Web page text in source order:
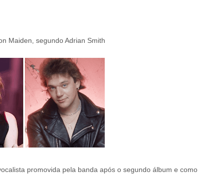
Maiden, segundo Adrian Smith
promovida pela banda após o segundo álbum e como